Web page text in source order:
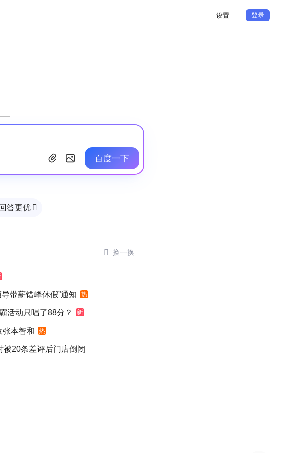
设置 登录
百度一下
答更优 
 换一换
带薪错峰休假”通知 热
活动只唱了88分？ 新
张本智和 热
被20条差评后门店倒闭